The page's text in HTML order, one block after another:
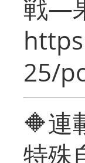
戦―
25/
🔶連
特殊